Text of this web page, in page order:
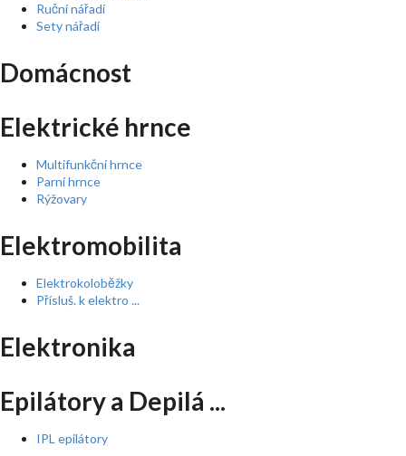
Ruční nářadí
Sety nářadí
Domácnost
Elektrické hrnce
Multifunkční hrnce
Parní hrnce
Rýžovary
Elektromobilita
Elektrokoloběžky
Přísluš. k elektro ...
Elektronika
Epilátory a Depilá ...
IPL epilátory